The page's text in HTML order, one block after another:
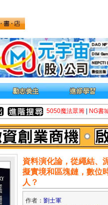
5050魔法眾籌 NG書
資料演化論，從繩結、
擬實境和區塊鏈，數位
人？
作者： 劉士軍